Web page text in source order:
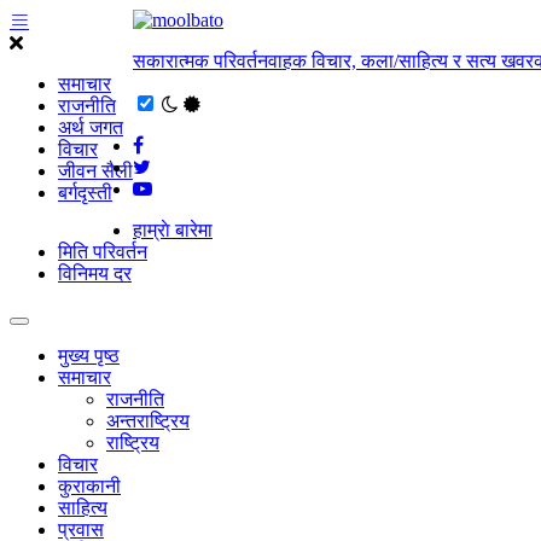
समाचार
राजनीति
अर्थ जगत
विचार
जीवन सैली
बर्गदृस्ती
सकारात्मक परिवर्तनवाहक विचार, कला/साहित्य र सत्य
हाम्राे बारेमा
मिति परिवर्तन
विनिमय दर
मुख्य पृष्ठ
समाचार
राजनीति
अन्तराष्ट्रिय
राष्ट्रिय
विचार
कुराकानी
साहित्य
प्रवास